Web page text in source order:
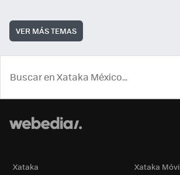
VER MÁS TEMAS
Xataka
Xataka